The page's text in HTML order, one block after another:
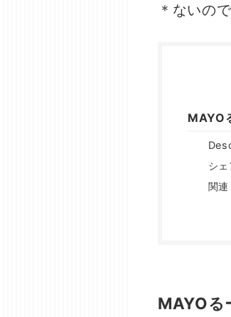
＊ないの
MAYO
シェ
関連
MAYOる